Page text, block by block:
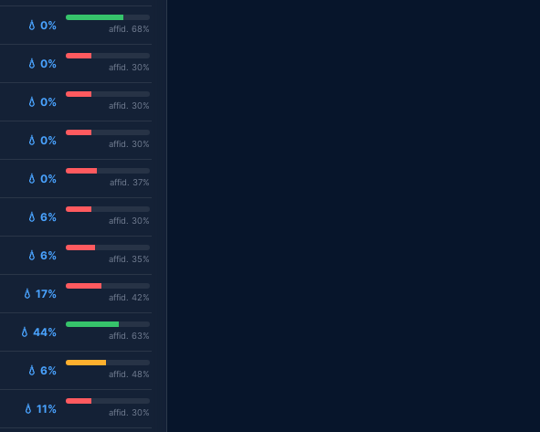
💧 0% affid. 68%
💧 0% affid. 30%
💧 0% affid. 30%
💧 0% affid. 30%
💧 0% affid. 37%
💧 6% affid. 30%
💧 6% affid. 35%
💧 17% affid. 42%
💧 44% affid. 63%
💧 6% affid. 48%
💧 11% affid. 30%